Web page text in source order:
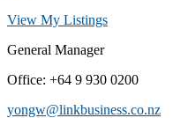
View My Listings
General Manager
Office: +64 9 930 0200
yongw@linkbusiness.co.nz